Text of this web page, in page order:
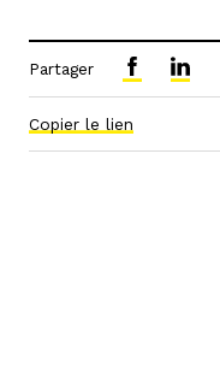
Partager
Copier le lien